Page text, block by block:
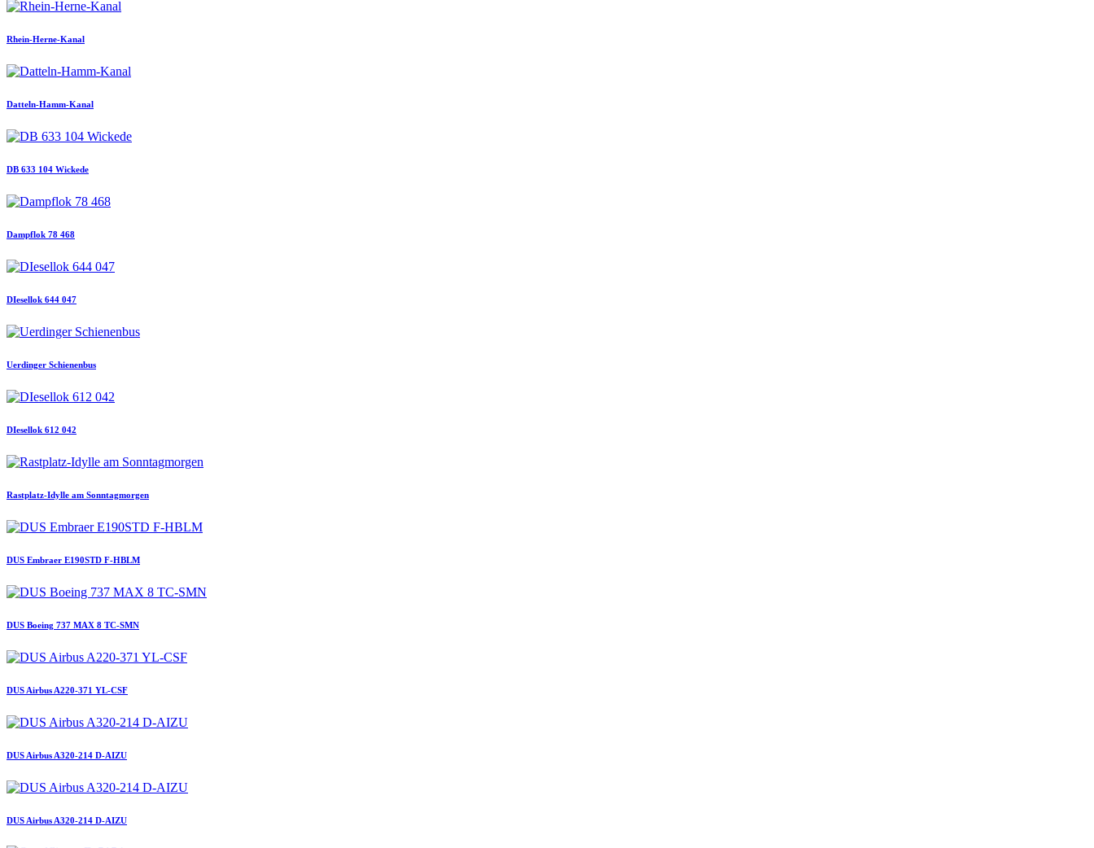
Rhein-Herne-Kanal
Datteln-Hamm-Kanal
DB 633 104 Wickede
Dampflok 78 468
DIesellok 644 047
Uerdinger Schienenbus
DIesellok 612 042
Rastplatz-Idylle am Sonntagmorgen
DUS Embraer E190STD F-HBLM
DUS Boeing 737 MAX 8 TC-SMN
DUS Airbus A220-371 YL-CSF
DUS Airbus A320-214 D-AIZU
DUS Airbus A320-214 D-AIZU